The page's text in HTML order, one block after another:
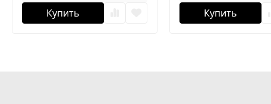
Купить Купить